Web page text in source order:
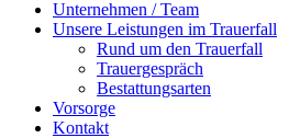
Unternehmen / Team
Unsere Leistungen im Trauerfall
Rund um den Trauerfall
Trauergespräch
Bestattungsarten
Vorsorge
Kontakt